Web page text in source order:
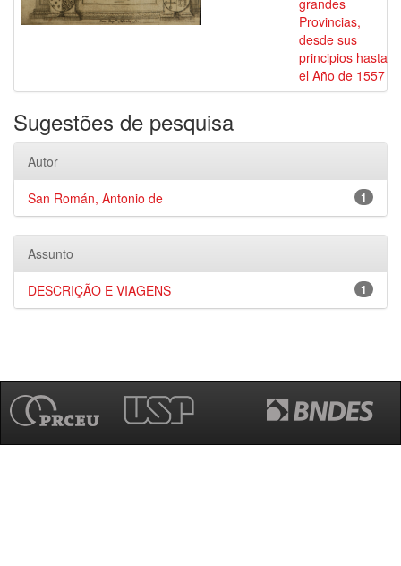
grandes
Provincias,
desde sus
principios hasta
el Año de 1557
Sugestões de pesquisa
Autor
1
San Román, Antonio de
Assunto
1
DESCRIÇÃO E VIAGENS